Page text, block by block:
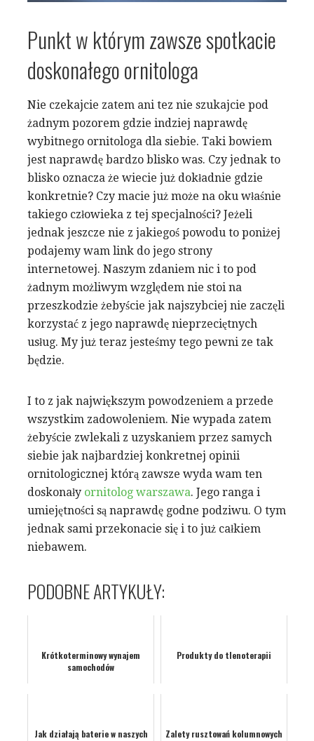
Punkt w którym zawsze spotkacie
doskonałego ornitologa
Nie czekajcie zatem ani tez nie szukajcie pod
żadnym pozorem gdzie indziej naprawdę
wybitnego ornitologa dla siebie. Taki bowiem
jest naprawdę bardzo blisko was. Czy jednak to
blisko oznacza że wiecie już dokładnie gdzie
konkretnie? Czy macie już może na oku właśnie
takiego człowieka z tej specjalności? Jeżeli
jednak jeszcze nie z jakiegoś powodu to poniżej
podajemy wam link do jego strony
internetowej. Naszym zdaniem nic i to pod
żadnym możliwym względem nie stoi na
przeszkodzie żebyście jak najszybciej nie zaczęli
korzystać z jego naprawdę nieprzeciętnych
usług. My już teraz jesteśmy tego pewni ze tak
będzie.
I to z jak największym powodzeniem a przede
wszystkim zadowoleniem. Nie wypada zatem
żebyście zwlekali z uzyskaniem przez samych
siebie jak najbardziej konkretnej opinii
ornitologicznej którą zawsze wyda wam ten
doskonały ornitolog warszawa. Jego ranga i
umiejętności są naprawdę godne podziwu. O tym
jednak sami przekonacie się i to już całkiem
niebawem.
PODOBNE ARTYKUŁY:
Krótkoterminowy wynajem
samochodów
Produkty do tlenoterapii
Jak działają baterie w naszych
Zalety rusztowań kolumnowych